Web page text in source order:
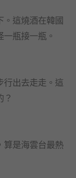
。這燒酒在韓國
瓶接一瓶。
行出去走走。這
？
算是海雲台最熱